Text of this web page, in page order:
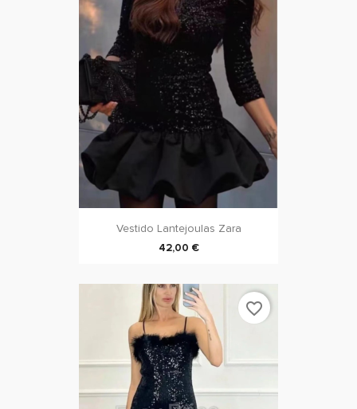
Vestido Lantejoulas Zara
42,00 €
favorite_border